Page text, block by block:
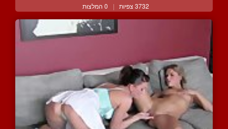
3732 צפיות | 0 המלצות